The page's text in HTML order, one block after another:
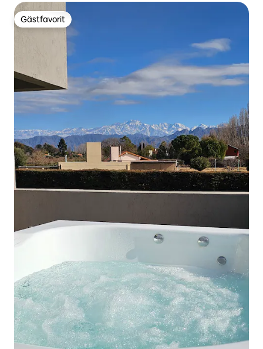
Gästfavorit
Gästfavorit